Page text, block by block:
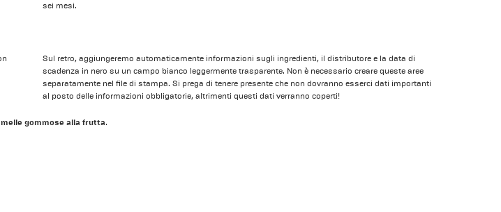
sei mesi.
Sul retro, aggiungeremo automaticamente informazioni sugli ingredienti, il distributore e la data di
scadenza in nero su un campo bianco leggermente trasparente. Non è necessario creare queste aree
separatamente nel file di stampa. Si prega di tenere presente che non dovranno esserci dati importanti
al posto delle informazioni obbligatorie, altrimenti questi dati verranno coperti!
gommose alla frutta.